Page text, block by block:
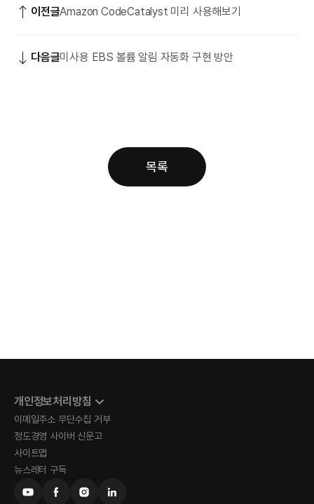
이전글Amazon CodeCatalyst 미리 사용해보기
다음글미사용 EBS 볼륨 알림 자동화 구현 방안
목록
개인정보처리방침
이메일주소 무단수집 거부
정도경영 사이버 신문고
사이트맵
뉴스레터 구독